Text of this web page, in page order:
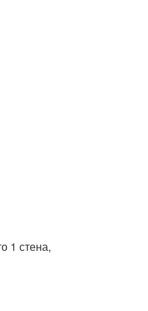
1 стена,